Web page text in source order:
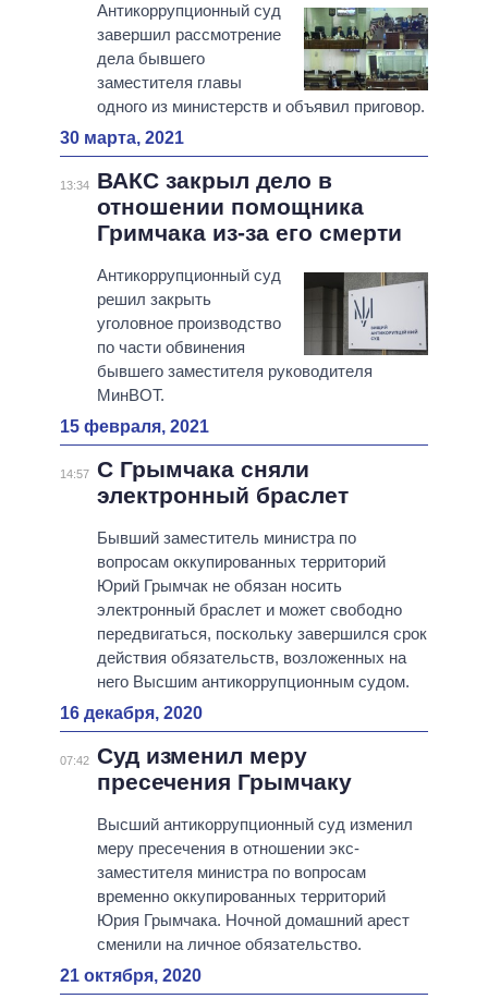
Антикоррупционный суд
завершил рассмотрение
дела бывшего
заместителя главы
одного из министерств и объявил приговор.
30 марта, 2021
13:34
ВАКС закрыл дело в
отношении помощника
Гримчака из-за его смерти
Антикоррупционный суд
решил закрыть
уголовное производство
по части обвинения
бывшего заместителя руководителя
МинВОТ.
15 февраля, 2021
14:57 С Грымчака сняли
электронный браслет
Бывший заместитель министра по
вопросам оккупированных территорий
Юрий Грымчак не обязан носить
электронный браслет и может свободно
передвигаться, поскольку завершился срок
действия обязательств, возложенных на
него Высшим антикоррупционным судом.
16 декабря, 2020
07:42 Суд изменил меру
пресечения Грымчаку
Высший антикоррупционный суд изменил
меру пресечения в отношении экс-
заместителя министра по вопросам
временно оккупированных территорий
Юрия Грымчака. Ночной домашний арест
сменили на личное обязательство.
21 октября, 2020